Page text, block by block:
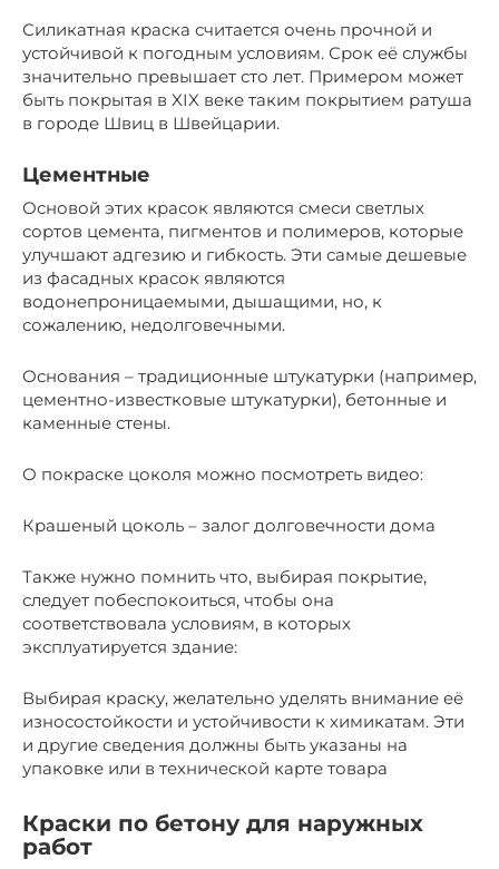
Силикатная краска считается очень прочной и
устойчивой к погодным условиям. Срок её службы
значительно превышает сто лет. Примером может
быть покрытая в XIX веке таким покрытием ратуша
в городе Швиц в Швейцарии.
Цементные
Основой этих красок являются смеси светлых
сортов цемента, пигментов и полимеров, которые
улучшают адгезию и гибкость. Эти самые дешевые
из фасадных красок являются
водонепроницаемыми, дышащими, но, к
сожалению, недолговечными.
Основания – традиционные штукатурки (например,
цементно-известковые штукатурки), бетонные и
каменные стены.
О покраске цоколя можно посмотреть видео:
Крашеный цоколь – залог долговечности дома
Также нужно помнить что, выбирая покрытие,
следует побеспокоиться, чтобы она
соответствовала условиям, в которых
эксплуатируется здание:
Выбирая краску, желательно уделять внимание её
износостойкости и устойчивости к химикатам. Эти
и другие сведения должны быть указаны на
упаковке или в технической карте товара
Краски по бетону для наружных
работ